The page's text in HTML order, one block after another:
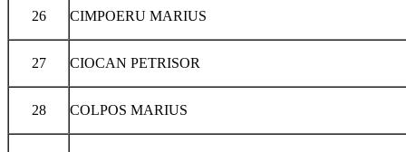
26 CIMPOERU MARIUS
27 CIOCAN PETRISOR
28 COLPOS MARIUS